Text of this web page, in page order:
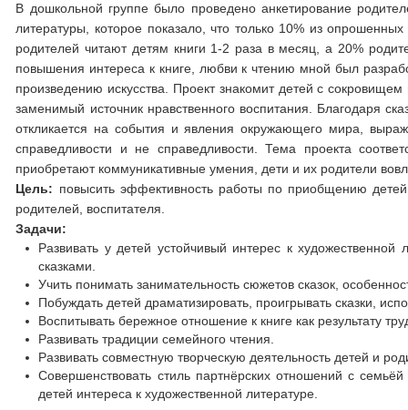
В дошкольной группе было проведено анкетирование
литературы, которое показало, что только 10% из
родителей читают детям книги 1-2 раза в месяц, а 20%
повышения интереса к книге, любви к чтению мной был
произведению искусства. Проект знакомит детей с
заменимый источник нравственного воспитания. Благодаря
откликается на события и явления окружающего мира,
справедливости и не справедливости. Тема проекта
приобретают коммуникативные умения, дети и их родители
Цель: повысить эффективность работы по приобщению детей
родителей, воспитателя.
Задачи:
Развивать у детей устойчивый интерес к
сказками.
Учить понимать занимательность сюжетов сказок,
Побуждать детей драматизировать, проигрывать сказки,
Воспитывать бережное отношение к книге как результату
Развивать традиции семейного чтения.
Развивать совместную творческую деятельность детей и
Совершенствовать стиль партнёрских отношений с
детей интереса к художественной литературе.